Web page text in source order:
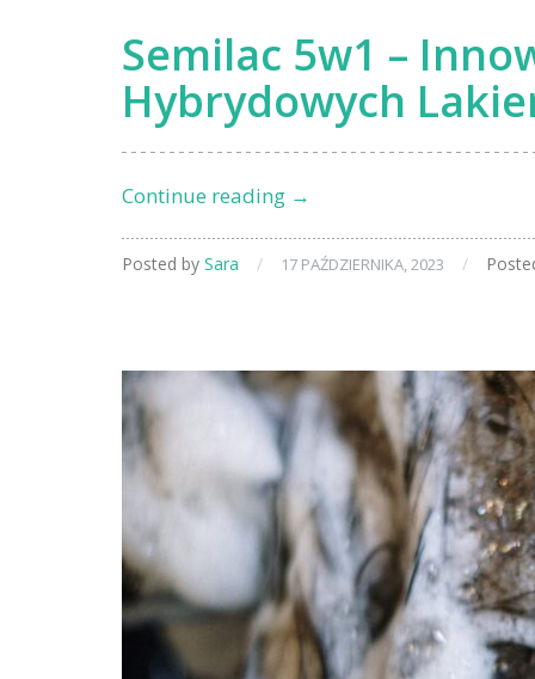
Semilac 5w1 –
Hybrydowych
Continue reading Semilac
Innowacja
Lakierów
→
Posted by Sara / 17 PAŹDZIERNIKA, 2023 /